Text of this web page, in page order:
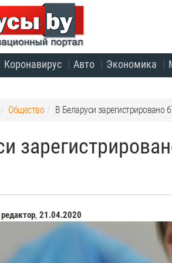
Коронавирус Авто Экономика
Общество В Беларуси зарегистрировано
, 21.04.2020